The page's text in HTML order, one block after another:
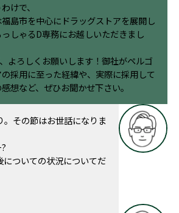
けで、
島市を中心にドラッグストアを展開し
しゃるD専務にお越しいただきまし
よろしくお願いします！御社がペルゴ
の採用に至った経緯や、実際に採用して
想など、ぜひお聞かせ下さい。
その節はお世話になりま
についての状況についてだ